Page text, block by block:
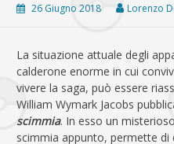
26 Giugno 2018 Lorenzo
La situazione attuale degli
calderone enorme in cui
vivere la saga, può essere
William Wymark Jacobs
scimmia. In esso un
scimmia appunto, permette di